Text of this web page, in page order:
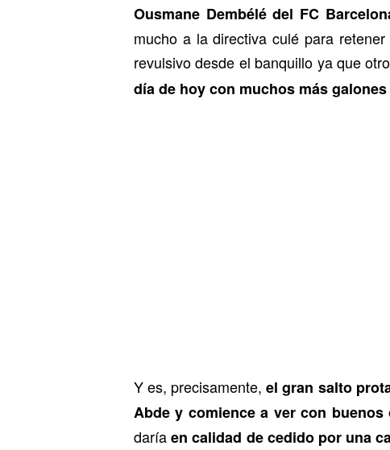
Ousmane Dembélé del FC
mucho a la directiva culé para
revulsivo desde el banquillo ya que
día de hoy con muchos más
Y es, precisamente,el gran salto
Abde y comience a ver con
daríaen calidad de cedido por una